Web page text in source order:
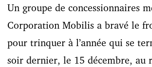
Un groupe de concessionnaires
Corporation Mobilis a bravé le
pour trinquer à l’année qui se
soir dernier, le 15 décembre, au